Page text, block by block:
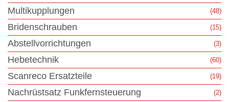
Multikupplungen (48)
Bridenschrauben (15)
Abstellvorrichtungen (3)
Hebetechnik (60)
Scanreco Ersatzteile (19)
Nachrüstsatz Funkfernsteuerung (2)